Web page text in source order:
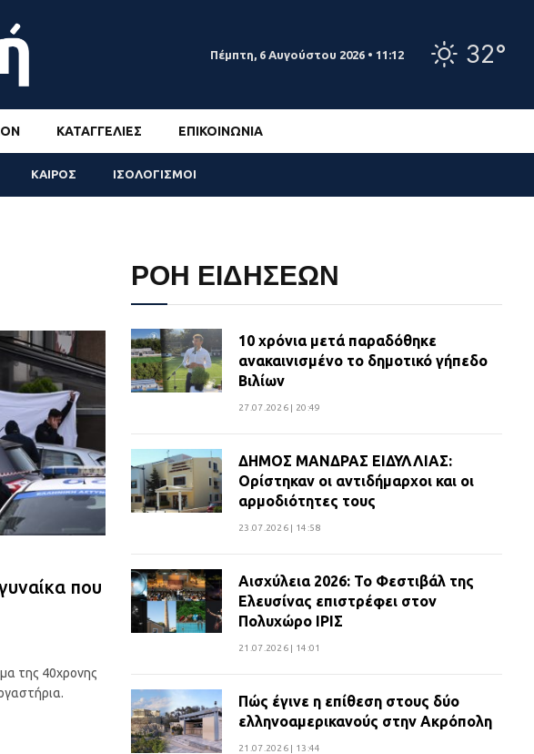
Πέμπτη, 6 Αυγούστου 2026 • 11:12 32°
ΚΑΤΑΓΓΕΛΊΕΣ ΕΠΙΚΟΙΝΩΝΊΑ
ΚΑΙΡΟΣ ΙΣΟΛΟΓΙΣΜΟΙ
που
της 40χρονης
ΡΟΗ ΕΙΔΗΣΕΩΝ
10 χρόνια μετά παραδόθηκε
ανακαινισμένο το δημοτικό γήπεδο
Βιλίων
27.07.2026 | 20:49
ΔΗΜΟΣ ΜΑΝΔΡΑΣ ΕΙΔΥΛΛΙΑΣ:
Ορίστηκαν οι αντιδήμαρχοι και οι
αρμοδιότητες τους
23.07.2026 | 14:58
Αισχύλεια 2026: Το Φεστιβάλ της
Ελευσίνας επιστρέφει στον
Πολυχώρο ΙΡΙΣ
21.07.2026 | 14:01
Πώς έγινε η επίθεση στους δύο
ελληνοαμερικανούς στην Ακρόπολη
21.07.2026 | 13:44